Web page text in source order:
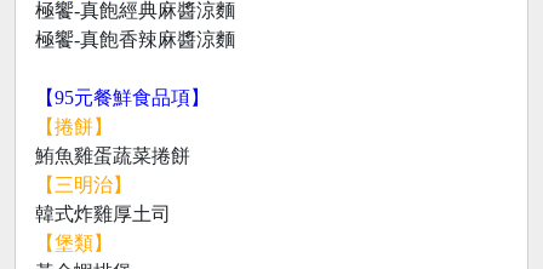
極饗-真飽經典麻醬涼麵
極饗-真飽香辣麻醬涼麵
【95元餐鮮食品項】
【捲餅】
鮪魚雞蛋蔬菜捲餅
【三明治】
韓式炸雞厚土司
【堡類】